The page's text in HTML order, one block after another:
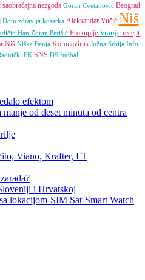
saobraćajna nezgoda Goran Cvetanović Beograd
Dom zdravlja košarka Aleksandar Vučić Niš
Han Zoran Perišić Prokuplje Vranje recept
Niš Niška Banja Koronavirus Južna Srbija Info
FK SNS DS fudbal
efektom
od deset minuta od centra
Viano, Krafter, LT
i Hrvatskoj
lokacijom-SIM Sat-Smart Watch